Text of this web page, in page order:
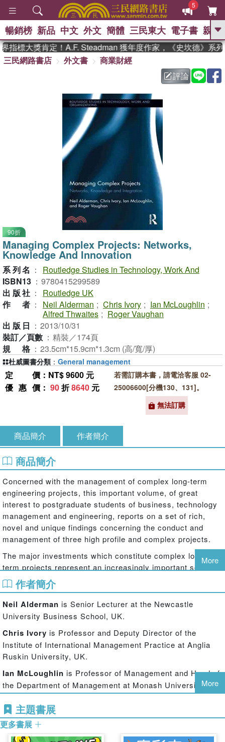
5
GO
熱搜： 東野圭吾
父親節 、 如果歷
暑期推薦 、 國際布克
獎 臺灣漫遊錄 、
登輝時代 、 數學女孩：黎曼猜想
偉大的迷走神經
暢銷榜 新品 中文 外文 簡體 三民東大 電子書 親子
標大獎肯定！A.F. Steadman 獲年度作家，《史坎德》系列
三民網路書店
外文書
商業財經
評論
90折
Managing Complex Projects: Networks,
Knowledge And Innovation
系列名 ：
Routledge Studies in Technology, Work And
ISBN13 ： 9780415299589
出版社 ：
Routledge UK
作者 ： Neil Alderman ; Chris Ivory ; Ian McLoughlin ;
Alfred Thwaites ; Roger Vaughan
出版日 ： 2013/10/31
裝訂／頁數 ： 精裝／174頁
規格 ： 23.5cm*15.9cm*1.3cm (高/寬/厚)
定價 ：NT$ 9600 元
優惠價 ： 90折8640 元
若需訂購本書，請電洽客服 02-
25006600[分機130、131]。
無法訂購
杜威圖書分類 ： General management
商品簡介 作者簡介
商品簡介
Concerned with the management of complex long-term
engineering projects, this important volume, of great
interest to postgraduate students of business, technology
management and engineering, reports on a set of rich,
novel and unique findings concerning the conduct and
management of three high profile and complex projects.
The major investments which constitute complex long-
term projects represent an increasingly important source
of economic activity, often with particularly significant
consequences for economic growth and public policy. This
informative volume expertly contributes to broader
debates concerning new organizational forms, knowledge
management and organizational learning and the
management of innovation in project-based settings.
More
作者簡介
Neil Alderman is Senior Lecturer at the Newcastle
University Business School, UK.
Chris Ivory is Professor and Deputy Director of the
Institute of International Management Practice at Anglia
Ruskin University, UK.
Ian McLoughlin is Professor of Management and Head of
the Department of Management at Monash University,
Australia.
Richard Vaughan
Knowledge, Innovation, and Enterprise at Newcastle
University, UK.
More
主題書展
更多書展